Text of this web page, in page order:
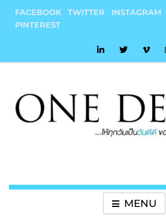
content
FACEBOOK TWITTER INSTAGRAM
PINTEREST
MENU